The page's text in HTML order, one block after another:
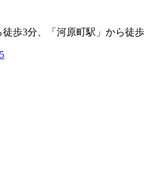
徒歩3分、「河原町駅」から徒